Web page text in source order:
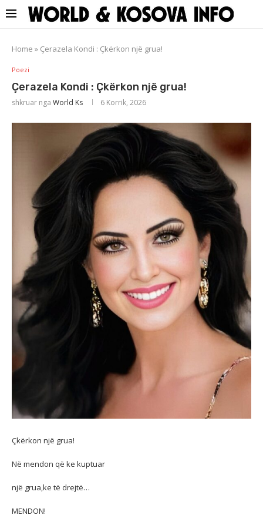
Home » Çerazela Kondi : Çkërkon një grua!
Poezi
Çerazela Kondi : Çkërkon një grua!
shkruar nga World Ks 6 Korrik, 2026
Çkërkon një grua!
Në mendon që ke kuptuar
një grua,ke të drejtë…
MENDON!